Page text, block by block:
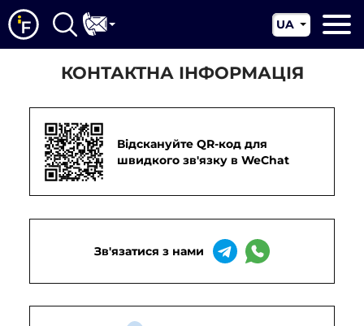
Новини
Юрисдикції
UA
EN
CN
КОНТАКТНА ІНФОРМАЦІЯ
Відскануйте QR-код для
швидкого зв'язку в WeChat
Зв'язатися з нами